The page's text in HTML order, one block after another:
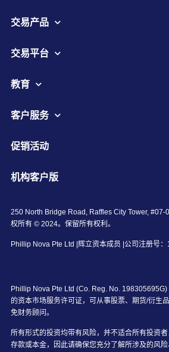
交易产品
交易平台
教育
客户服务
促销活动
机构客户版
250 North Bridge Road, Raffles City Tower,
权所有 © 2024。保留所有权利。
Phillip Nova Pte Ltd |辉立资本成员 |公司注册号
Phillip Nova Pte Ltd (Co. Reg. No.
的资本市场服务许可证，可从事股票、期货/衍生
免财务顾问。
所有形式的投资均带有风险，并不适合所有投资
存款或本金，因此请确保您充分了解所涉及的风